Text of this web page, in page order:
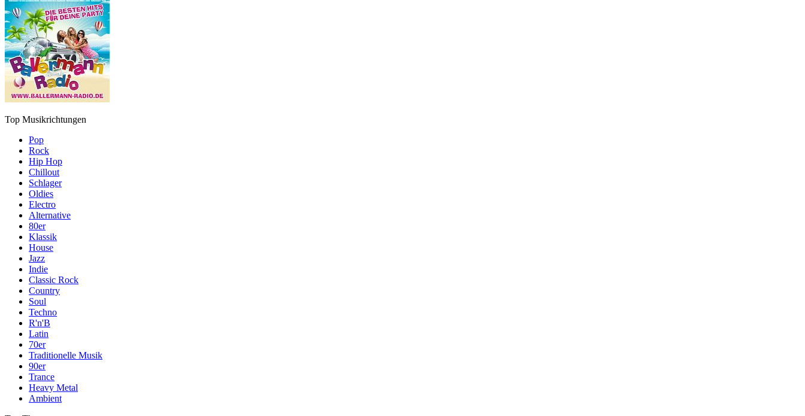
Top Musikrichtungen
Pop
Rock
Hip Hop
Chillout
Schlager
Oldies
Electro
Alternative
80er
Klassik
House
Jazz
Indie
Classic Rock
Country
Soul
Techno
R'n'B
Latin
70er
Traditionelle Musik
90er
Trance
Heavy Metal
Ambient